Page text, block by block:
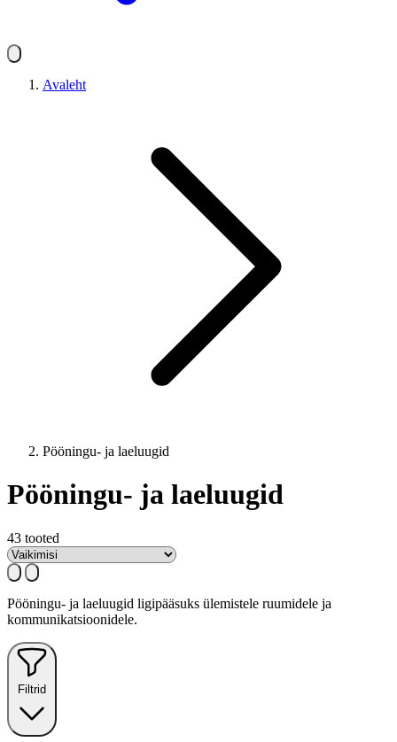
Avaleht
Pööningu- ja laeluugid
Pööningu- ja laeluugid
43 tooted
Pööningu- ja laeluugid ligipääsuks ülemistele ruumidele ja
kommunikatsioonidele.
Filtrid